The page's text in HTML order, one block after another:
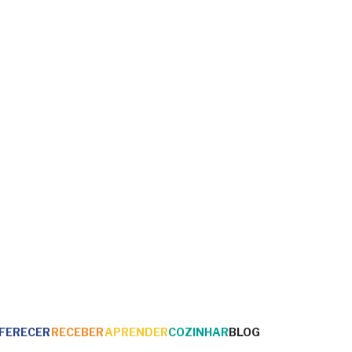
RECEBERAPRENDERCOZINHARBLOG